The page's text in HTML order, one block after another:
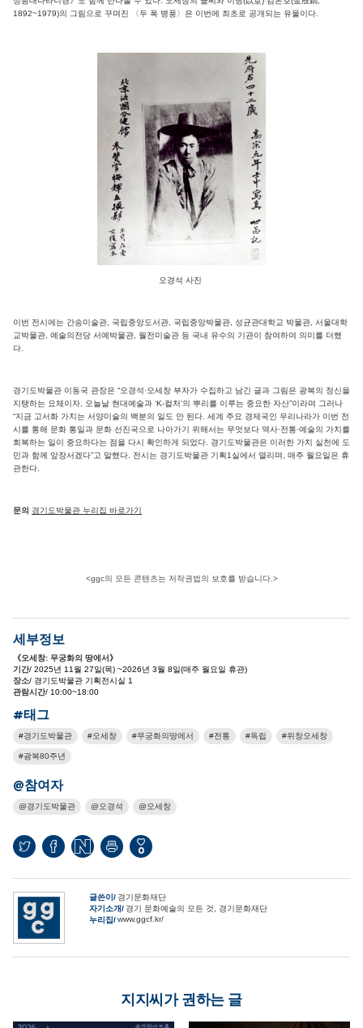
1892~1979)의 그림으로 꾸며진 〈두 폭 병풍〉은 이번에 최초로 공개되는 유물이다.
오경석 사진
이번 전시에는 간송미술관, 국립중앙도서관, 국립중앙박물관, 성균관대학교 박물관, 서울대학
교박물관, 예술의전당 서예박물관, 월전미술관 등 국내 유수의 기관이 참여하여 의미를 더했
다.
경기도박물관 이동국 관장은 “오경석·오세창 부자가 수집하고 남긴 글과 그림은 광복의 정신을
지탱하는 요체이자, 오늘날 현대예술과 ‘K-컬처’의 뿌리를 이루는 중요한 자산”이라며 그러나
“지금 고서화 가치는 서양미술의 백분의 일도 안 된다. 세계 주요 경제국인 우리나라가 이번 전
시를 통해 문화 통일과 문화 선진국으로 나아가기 위해서는 무엇보다 역사·전통·예술의 가치를
회복하는 일이 중요하다는 점을 다시 확인하게 되었다. 경기도박물관은 이러한 가치 실천에 도
민과 함께 앞장서겠다”고 말했다. 전시는 경기도박물관 기획1실에서 열리며, 매주 월요일은 휴
관한다.
문의 경기도박물관 누리집 바로가기
<ggc의 모든 콘텐츠는 저작권법의 보호를 받습니다.>
세부정보
《오세창: 무궁화의 땅에서》
기간/ 2025년 11월 27일(목) ~2026년 3월 8일(매주 월요일 휴관)
장소/ 경기도박물관 기획전시실 1
관람시간/ 10:00~18:00
#태그
경기도박물관 오세창 무궁화의땅에서 전통 독립 위창오세창
광복80주년
@참여자
경기도박물관 오경석 오세창
0
글쓴이
경기문화재단
자기소개
경기 문화예술의 모든 것, 경기문화재단
누리집 www.ggcf.kr/
지지씨가 권하는 글